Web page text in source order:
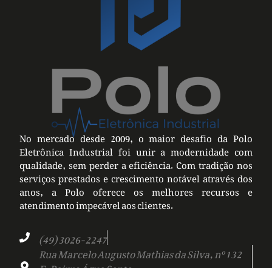
No mercado desde 2009, o maior desafio da Polo
Eletrônica Industrial foi unir a modernidade com
qualidade, sem perder a eficiência. Com tradição nos
serviços prestados e crescimento notável através dos
anos, a Polo oferece os melhores recursos e
atendimento impecável aos clientes.
(49) 3026-2247
Rua Marcelo Augusto Mathias da Silva, nº 132